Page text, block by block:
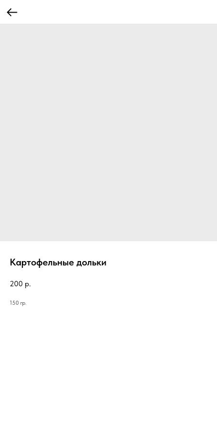
Картофельные дольки
200 р.
150 гр.